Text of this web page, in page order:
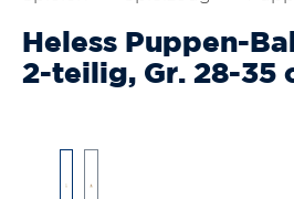
Heless Puppen-
2-teilig, Gr. 28-35